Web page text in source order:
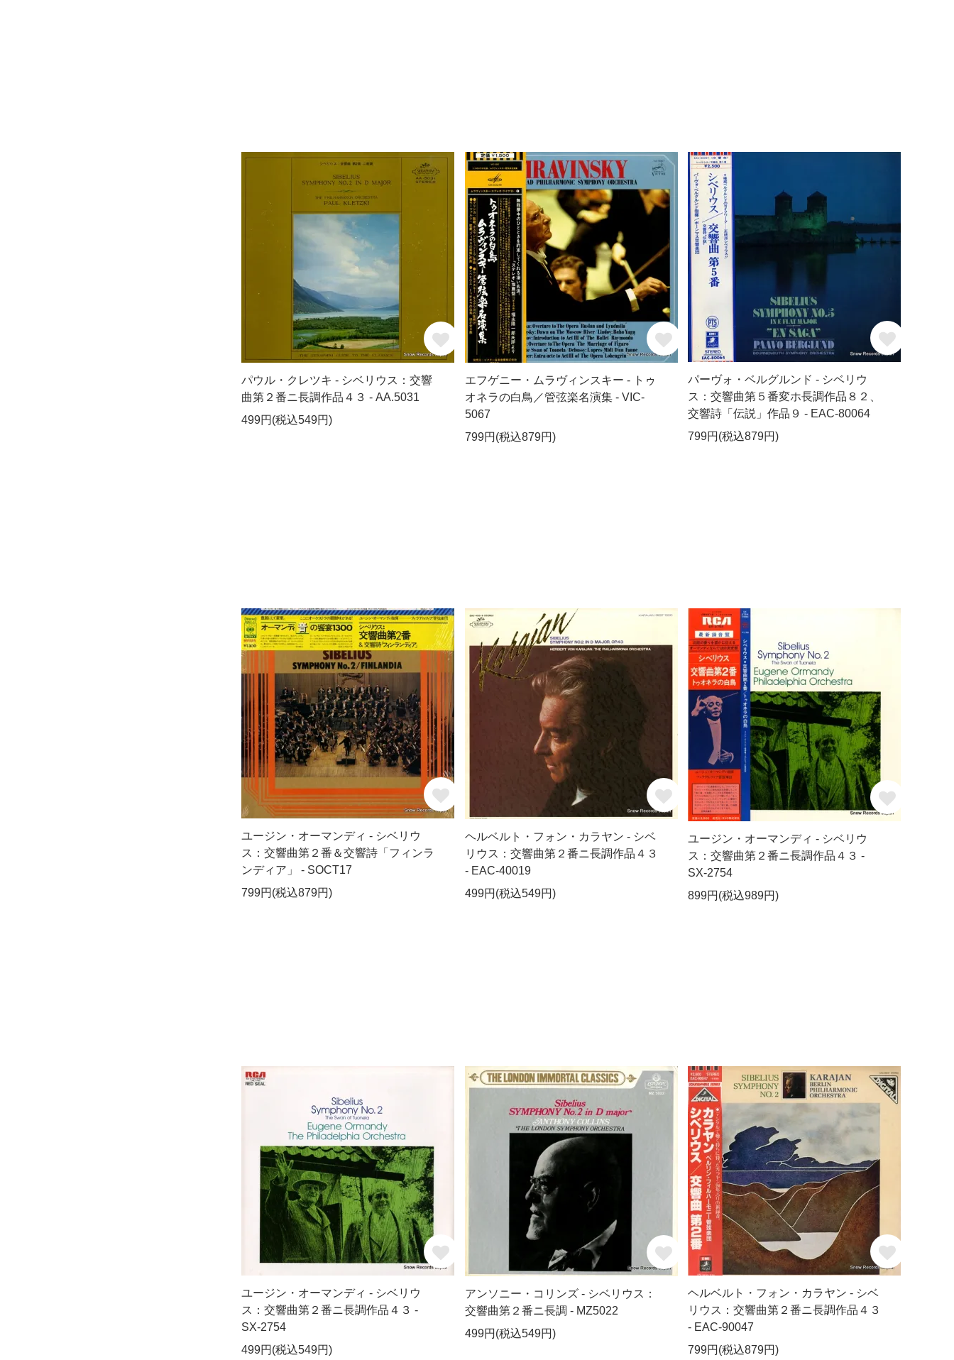
パウル・クレツキ - シベリウス：交響
曲第２番ニ長調作品４３ - AA.5031
499円(税込549円)
エフゲニー・ムラヴィンスキー - トゥ
オネラの白鳥／管弦楽名演集 - VIC-
5067
799円(税込879円)
パーヴォ・ベルグルンド - シベリウ
ス：交響曲第５番変ホ長調作品８２、
交響詩「伝説」作品９ - EAC-80064
799円(税込879円)
ユージン・オーマンディ - シベリウ
ス：交響曲第２番＆交響詩「フィンラ
ンディア」 - SOCT17
799円(税込879円)
ヘルベルト・フォン・カラヤン - シベ
リウス：交響曲第２番ニ長調作品４３
- EAC-40019
499円(税込549円)
ユージン・オーマンディ - シベリウ
ス：交響曲第２番ニ長調作品４３ -
SX-2754
899円(税込989円)
ユージン・オーマンディ - シベリウ
ス：交響曲第２番ニ長調作品４３ -
SX-2754
499円(税込549円)
アンソニー・コリンズ - シベリウス：
交響曲第２番ニ長調 - MZ5022
499円(税込549円)
ヘルベルト・フォン・カラヤン - シベ
リウス：交響曲第２番ニ長調作品４３
- EAC-90047
799円(税込879円)